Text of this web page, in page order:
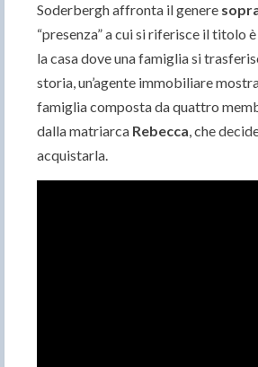
Soderbergh affronta il genere
“presenza” a cui si riferisce il titolo
la casa dove una famiglia si
storia, un’agente immobiliare
famiglia composta da quattro
dalla matriarca Rebecca, che
acquistarla.